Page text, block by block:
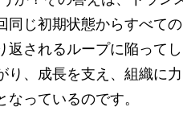
じ初期状態からすべて
されるループに陥って
、成長を支え、組織に
っているのです。